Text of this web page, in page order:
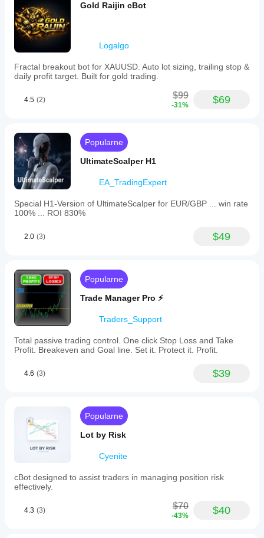
Gold Raijin cBot
Logalgo
Fractal breakout bot for XAUUSD. Auto lot sizing, trailing stop &
daily profit target. Built for gold trading.
4.5 (2) $99
-31% $69
Popularne
UltimateScalper H1
EA_TradingExpert
Special H1-Version of UltimateScalper for EUR/GBP ... win rate
100% ... ROI 830%
2.0 (3) $49
Popularne
Trade Manager Pro ⚡
Traders_Support
Total passive trading control. One click Stop Loss and Take
Profit. Breakeven and Goal line. Set it. Protect it. Profit.
4.6 (3) $39
Popularne
Lot by Risk
Cyenite
cBot designed to assist traders in managing position risk
effectively.
4.3 (3) $70
-43% $40